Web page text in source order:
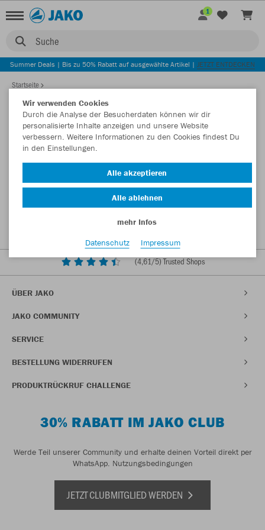
Suche
1
Summer Deals | Bis zu 50% Rabatt auf ausgewählte Artikel | JETZT ENTDECKEN
Startseite
(4,61/5) Trusted Shops
ÜBER JAKO
JAKO COMMUNITY
SERVICE
BESTELLUNG WIDERRUFEN
PRODUKTRÜCKRUF CHALLENGE
30% RABATT IM JAKO CLUB
Werde Teil unserer Community und erhalte deinen Vorteil direkt per
WhatsApp. Nutzungsbedingungen
JETZT CLUBMITGLIED WERDEN
Wir verwenden Cookies
Durch die Analyse der Besucherdaten können wir dir
personalisierte Inhalte anzeigen und unsere Website
verbessern. Weitere Informationen zu den Cookies findest Du
in den Einstellungen.
Alle akzeptieren
Alle ablehnen
mehr Infos
Datenschutz
Impressum